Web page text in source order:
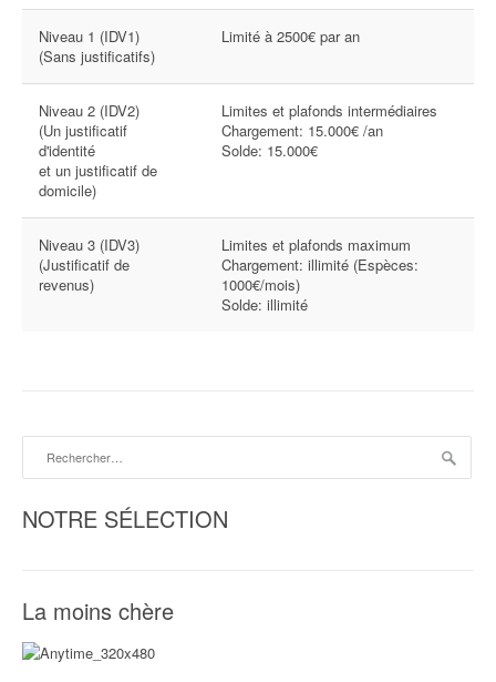
Niveau 1 (IDV1)
(Sans justificatifs)
Limité à 2500€ par an
Niveau 2 (IDV2)
(Un justificatif
d'identité
et un justificatif de
domicile)
Limites et plafonds intermédiaires
Chargement: 15.000€ /an
Solde: 15.000€
Niveau 3 (IDV3)
(Justificatif de
revenus)
Limites et plafonds maximum
Chargement: illimité (Espèces:
1000€/mois)
Solde: illimité
NOTRE SÉLECTION
La moins chère